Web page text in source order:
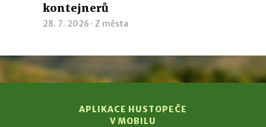
kontejnerů
28. 7. 2026 · Z města
APLIKACE HUSTOPEČE
V MOBILU